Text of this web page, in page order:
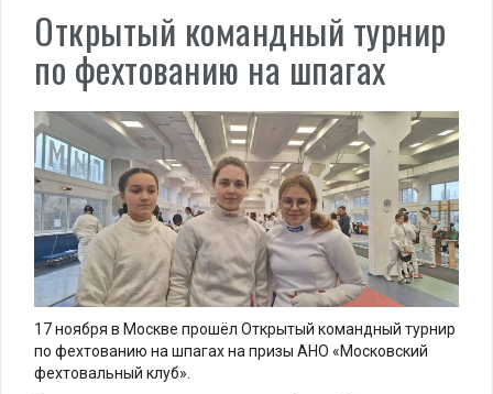
Открытый командный турнир
по фехтованию на шпагах
17 ноября в Москве прошёл Открытый командный турнир
по фехтованию на шпагах на призы АНО «Московский
фехтовальный клуб».